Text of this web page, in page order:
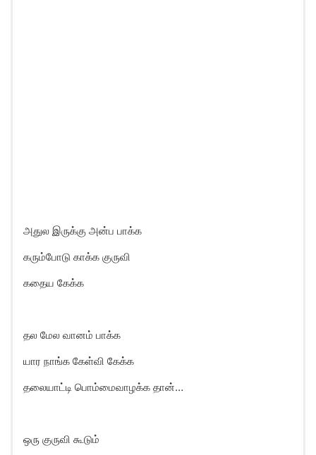
அதுல இருக்கு அன்ப பாக்க
கரும்போடு காக்க குருவி
கதைய கேக்க
தல மேல வானம் பாக்க
யார நாங்க கேள்வி கேக்க
தலையாட்டி பொம்மைவாழக்க தான்…
ஒரு குருவி கூடும்